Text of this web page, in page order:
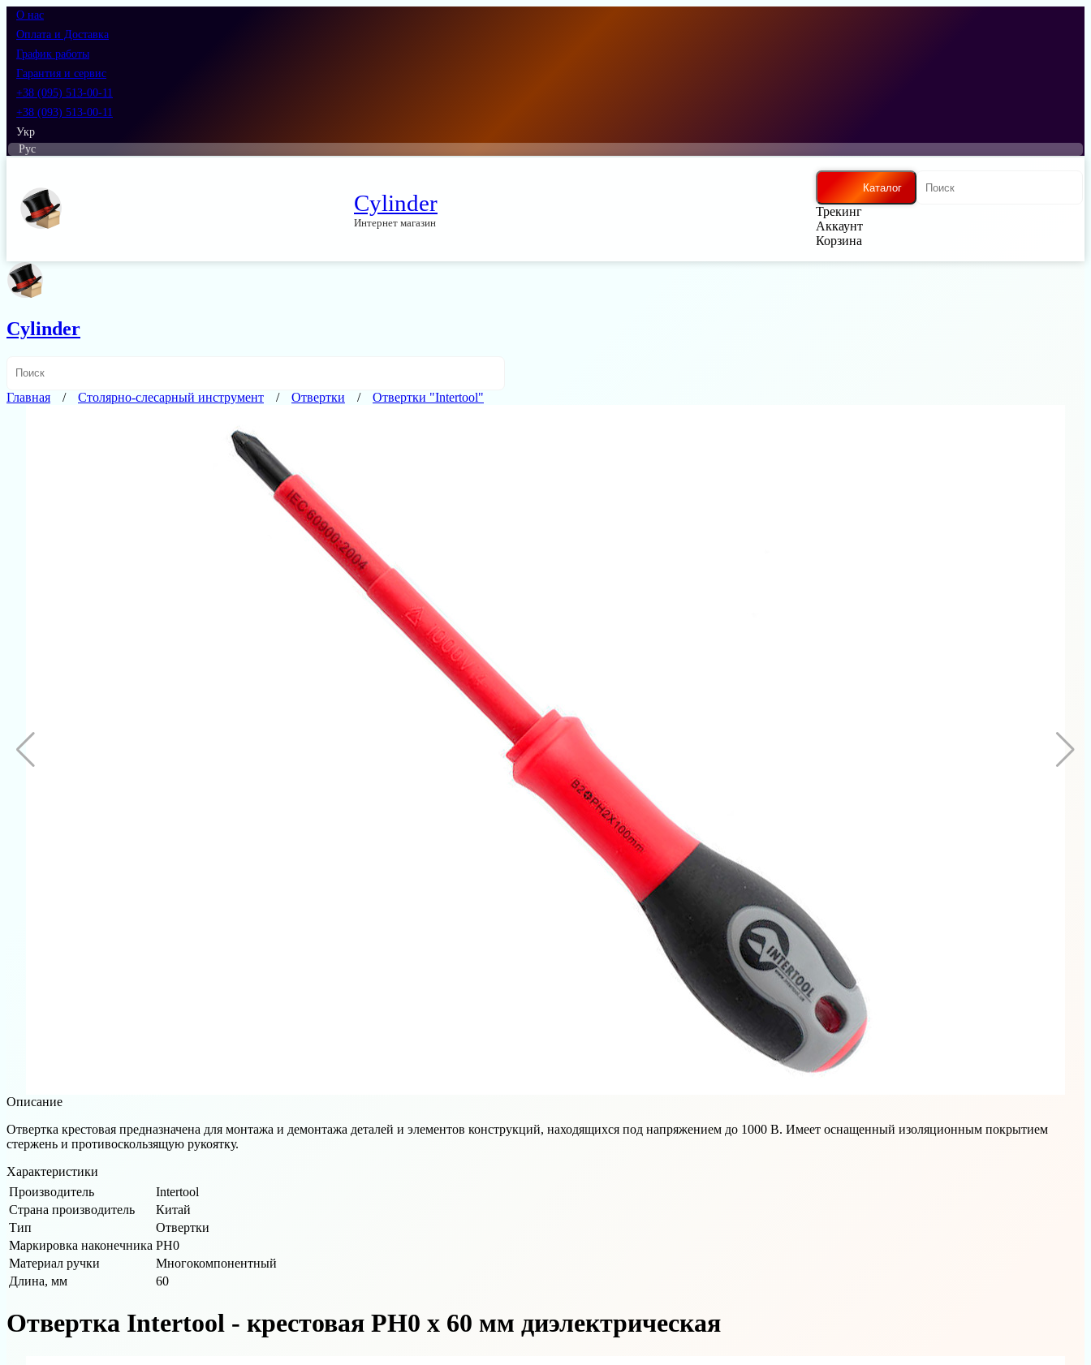
О нас
Оплата и Доставка
График работы
Гарантия и сервис
+38 (095) 513-00-11
+38 (093) 513-00-11
Укр
Рус
Cylinder
Интернет магазин
Каталог
Трекинг
Аккаунт
Корзина
Cylinder
Главная Столярно-слесарный инструмент Отвертки Отвертки "Intertool"
Описание
Отвертка крестовая предназначена для монтажа и демонтажа деталей и элементов конструкций, находящихся под напряжением до 1000 В. Имеет оснащенный изоляционным покрытием
стержень и противоскользящую рукоятку.
Характеристики
Производитель
Intertool
Страна производитель
Китай
Тип
Отвертки
Маркировка наконечника РН0
Материал ручки
Многокомпонентный
Длина, мм
60
Отвертка Intertool - крестовая PH0 х 60 мм диэлектрическая